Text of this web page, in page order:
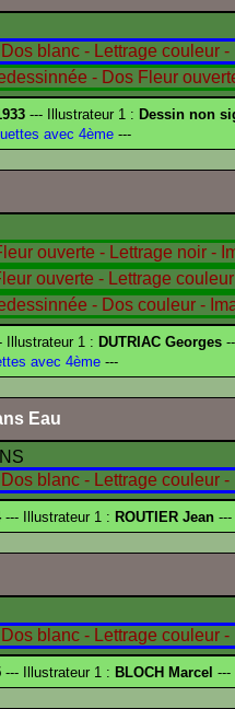
--- Illustrateur 1 : Dessin non
avec 4ème ---
Illustrateur 1 : DUTRIAC Georges
avec 4ème ---
Eau
--- Illustrateur 1 : ROUTIER Jean ---
--- Illustrateur 1 : BLOCH Marcel ---